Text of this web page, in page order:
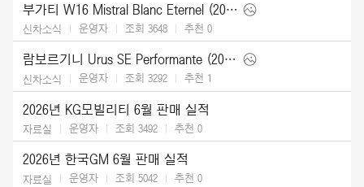
부가티 W16 Mistral Blanc Eternel (2026)
신차소식 운영자 조회 3648 추천 0
람보르기니 Urus SE Performante (2027)
신차소식 운영자 조회 3292 추천 1
2026년 KG모빌리티 6월 판매 실적
자료실 운영자 조회 3492 추천 0
2026년 한국GM 6월 판매 실적
자료실 운영자 조회 5042 추천 0